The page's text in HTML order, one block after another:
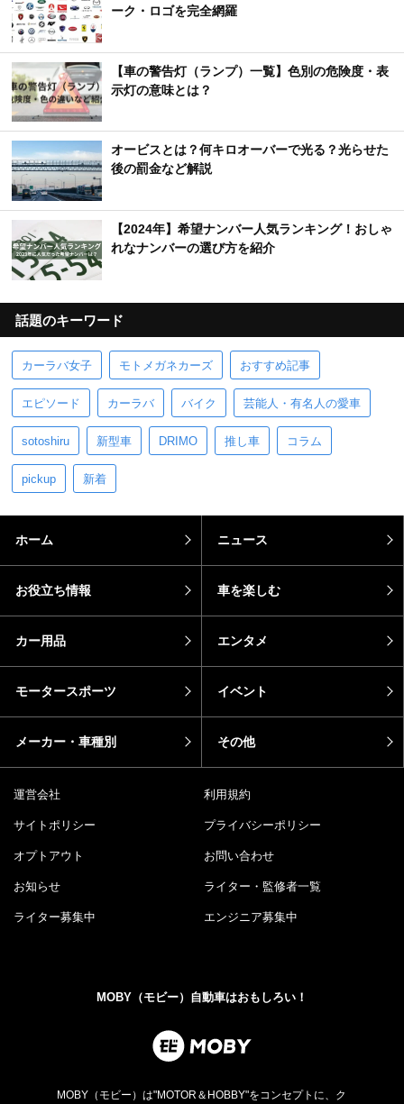
ーク・ロゴを完全網羅
【車の警告灯（ランプ）一覧】色別の危険度・表
示灯の意味とは？
オービスとは？何キロオーバーで光る？光らせた
後の罰金など解説
【2024年】希望ナンバー人気ランキング！おしゃ
れなナンバーの選び方を紹介
話題のキーワード
カーラバ女子 モトメガネカーズ おすすめ記事
エピソード カーラバ バイク 芸能人・有名人の愛車
sotoshiru 新型車 DRIMO 推し車 コラム
pickup 新着
ホーム ニュース
お役立ち情報 車を楽しむ
カー用品 エンタメ
モータースポーツ イベント
メーカー・車種別 その他
運営会社 利用規約
サイトポリシー プライバシーポリシー
オプトアウト お問い合わせ
お知らせ ライター・監修者一覧
ライター募集中 エンジニア募集中
MOBY（モビー）自動車はおもしろい！
MOBY（モビー）は"MOTOR＆HOBBY"をコンセプトに、ク